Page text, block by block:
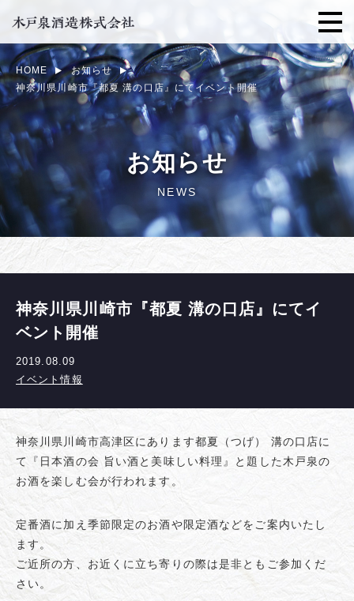
お知らせ
NEWS
HOME
お知らせ
神奈川県川崎市『都夏 溝の口店』にてイベント開催
神奈川県川崎市『都夏 溝の口店』にてイ
ベント開催
2019.08.09
イベント情報
神奈川県川崎市高津区にあります都夏（つげ） 溝の口店に
て『日本酒の会 旨い酒と美味しい料理』と題した木戸泉の
お酒を楽しむ会が行われます。
定番酒に加え季節限定のお酒や限定酒などをご案内いたし
ます。
ご近所の方、お近くに立ち寄りの際は是非ともご参加くだ
さい。